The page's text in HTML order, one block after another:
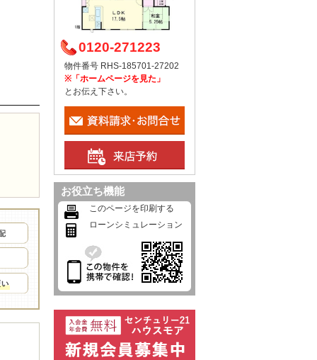
0120-271223
物件番号 RHS-185701-27202
※「ホームページを見た」
とお伝え下さい。
お役立ち機能
このページを印刷する
ローンシミュレーション